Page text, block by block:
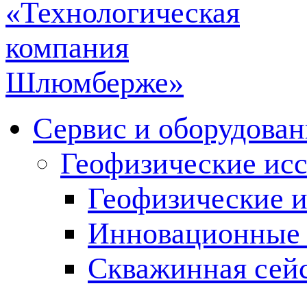
Сервис и
Геофизические
Геофизические
Инновационные
Скважинная